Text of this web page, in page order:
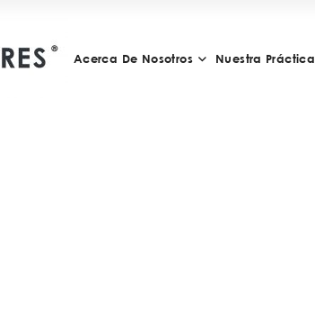
Acerca De Nosotros Nuestra Práctica